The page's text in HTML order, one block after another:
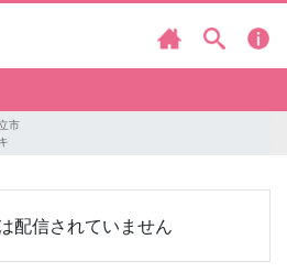
市
配信されていません